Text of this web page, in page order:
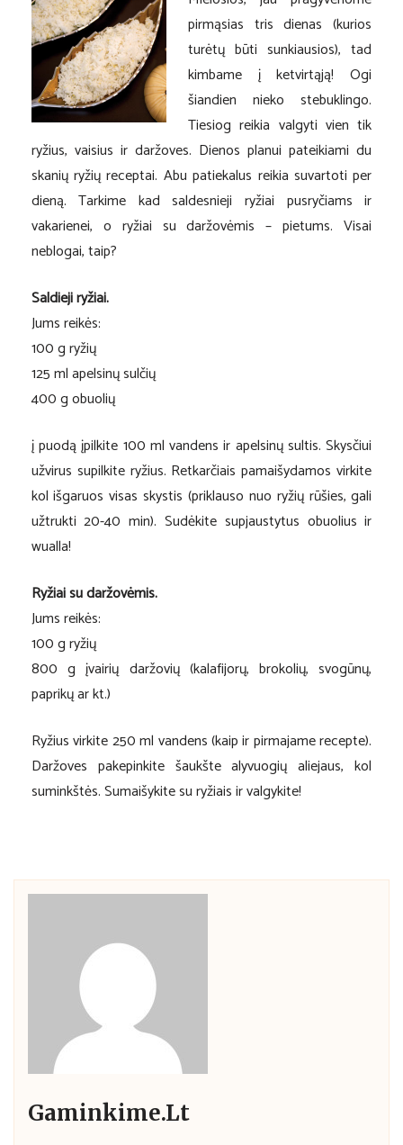
pirmąsias tris dienas (kurios
turėtų būti sunkiausios), tad
kimbame į ketvirtąją! Ogi
šiandien nieko stebuklingo.
Tiesiog reikia valgyti vien tik
ryžius, vaisius ir daržoves. Dienos planui pateikiami du
skanių ryžių receptai. Abu patiekalus reikia suvartoti per
dieną. Tarkime kad saldesnieji ryžiai pusryčiams ir
vakarienei, o ryžiai su daržovėmis – pietums. Visai
neblogai, taip?
Saldieji ryžiai.
Jums reikės:
100 g ryžių
125 ml apelsinų sulčių
400 g obuolių
į puodą įpilkite 100 ml vandens ir apelsinų sultis. Skysčiui
užvirus supilkite ryžius. Retkarčiais pamaišydamos virkite
kol išgaruos visas skystis (priklauso nuo ryžių rūšies, gali
užtrukti 20-40 min). Sudėkite supjaustytus obuolius ir
wualla!
Ryžiai su daržovėmis.
Jums reikės:
100 g ryžių
800 g įvairių daržovių (kalafijorų, brokolių, svogūnų,
paprikų ar kt.)
Ryžius virkite 250 ml vandens (kaip ir pirmajame recepte).
Daržoves pakepinkite šaukšte alyvuogių aliejaus, kol
suminkštės. Sumaišykite su ryžiais ir valgykite!
Gaminkime.lt